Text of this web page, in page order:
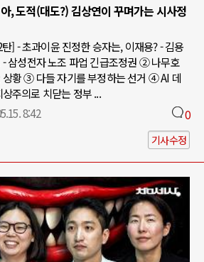
, 도적(대도?) 김상연이 꾸며가는 시사정
] - 초과이윤 진정한 승자는, 이재용? - 김용
삼성전자 노조 파업 긴급조정권 ② 나무호
상황 ③ 다들 자기를 부정하는 선거 ④ AI 데
주의로 치닫는 정부 ...
8:42 0
기사수정